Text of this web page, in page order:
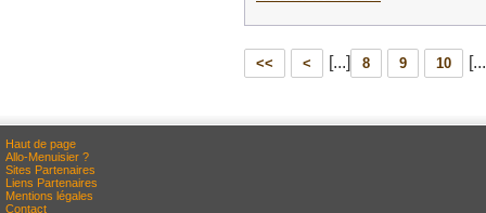
<< < [...] 8 9 10
Haut de page
Allo-Menuisier ?
Sites Partenaires
Liens Partenaires
Mentions légales
Contact